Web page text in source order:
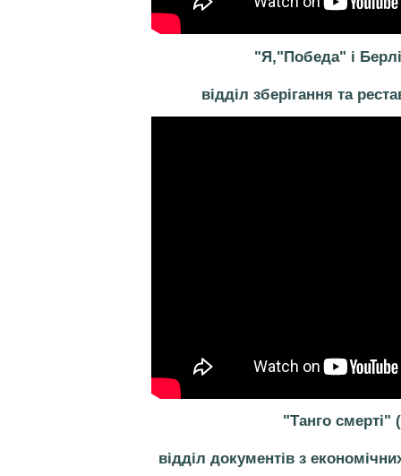
"Я,"Победа" і
відділ зберігання та
"Танго
відділ документів з